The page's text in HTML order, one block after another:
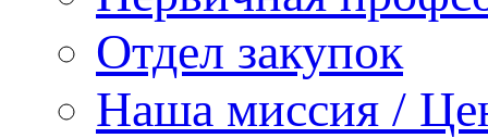
Отдел закупок
Наша миссия /